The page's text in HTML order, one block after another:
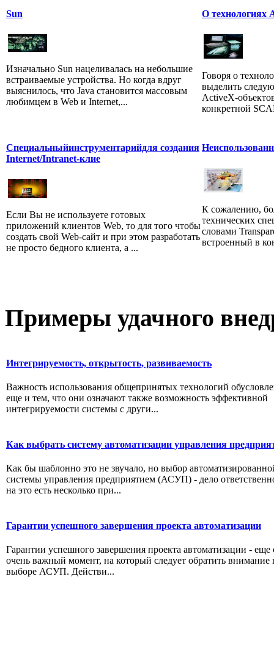
Sun
Изначально Sun нацеливалась на небольшие
встраиваемые устройства. Но когда вдруг
выяснилось, что Java становится массовым
любимцем в Web и Internet,...
О технологиях
Говоря о
выделить
ActiveX-
конкретной
Специальныйинструментарийдля создания
Internet/Intranet-клие
Если Вы не используете готовых
приложений клиентов Web, то для того чтобы
создать свой Web-сайт и при этом разработать
не просто бедного клиента, а ...
К сожалению,
технических
словами
встроенный в
Примеры удачного
Интегрируемость, открытость, развиваемость
Важность использования общепринятых технологий
еще и тем, что они означают также возможность эффективной
интегрируемости системы с други...
Как выбрать систему автоматизации управления
Как бы шаблонно это не звучало, но выбор
системы управления предприятием (АСУП) - дело
на это есть несколько при...
Гарантии успешного завершения проекта автоматизации
Гарантии успешного завершения проекта автоматизации - еще
очень важный момент, на который следует обратить внимание
выборе АСУП. Действи...